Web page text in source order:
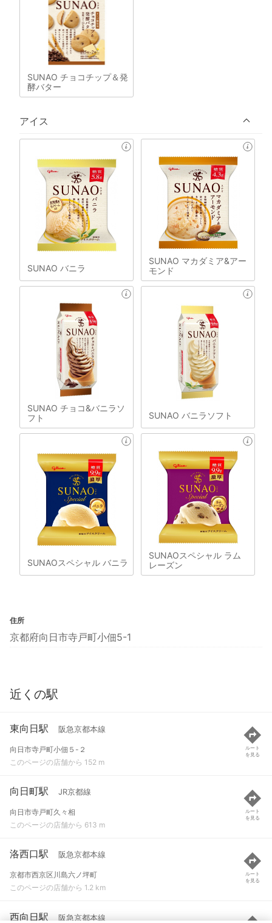
SUNAO チョコチップ＆発
酵バター
アイス
SUNAO バニラ
SUNAO マカダミア&アー
モンド
SUNAO チョコ&バニラソ
フト
SUNAO バニラソフト
SUNAOスペシャル バニラ
SUNAOスペシャル ラム
レーズン
住所
京都府向日市寺戸町小佃5-1
近くの駅
東向日駅 阪急京都本線
向日市寺戸町小佃５-２
このページの店舗から 152 m
ルート
を見る
向日町駅 JR京都線
向日市寺戸町久々相
このページの店舗から 613 m
ルート
を見る
洛西口駅 阪急京都本線
京都市西京区川島六ノ坪町
このページの店舗から 1.2 km
ルート
を見る
西向日駅 阪急京都本線